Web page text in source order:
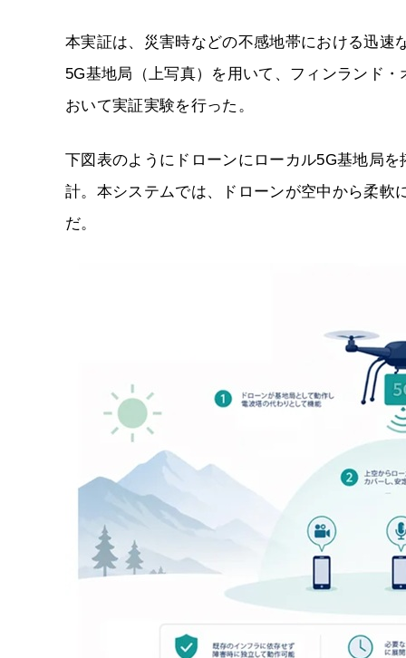
本実証は、災害時などの不感地帯における迅
5G基地局（上写真）を用いて、フィンランド
おいて実証実験を行った。
下図表のようにドローンにローカル5G基地局
計。本システムでは、ドローンが空中から柔
だ。